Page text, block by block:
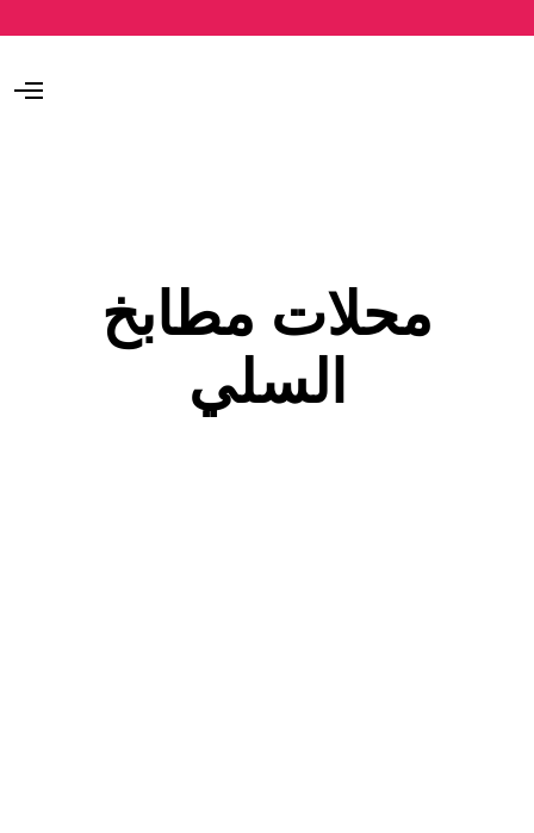
O
محلات مطابخ
السلي